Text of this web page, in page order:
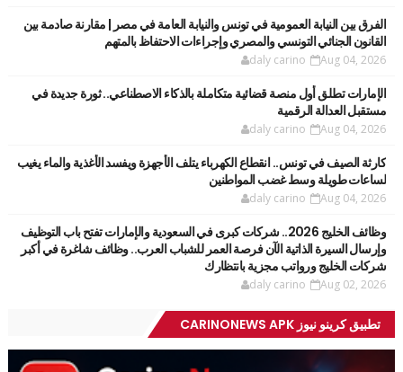
الفرق بين النيابة العمومية في تونس والنيابة العامة في مصر | مقارنة صادمة بين
القانون الجنائي التونسي والمصري وإجراءات الاحتفاظ بالمتهم
daly carino Aug 04, 2026
الإمارات تطلق أول منصة قضائية متكاملة بالذكاء الاصطناعي.. ثورة جديدة في
مستقبل العدالة الرقمية
daly carino Aug 04, 2026
كارثة الصيف في تونس.. انقطاع الكهرباء يتلف الأجهزة ويفسد الأغذية والماء يغيب
لساعات طويلة وسط غضب المواطنين
daly carino Aug 04, 2026
وظائف الخليج 2026.. شركات كبرى في السعودية والإمارات تفتح باب التوظيف
وإرسال السيرة الذاتية الآن فرصة العمر للشباب العرب.. وظائف شاغرة في أكبر
شركات الخليج ورواتب مجزية بانتظارك
daly carino Aug 02, 2026
تطبيق كرينو نيوز CARINONEWS APK